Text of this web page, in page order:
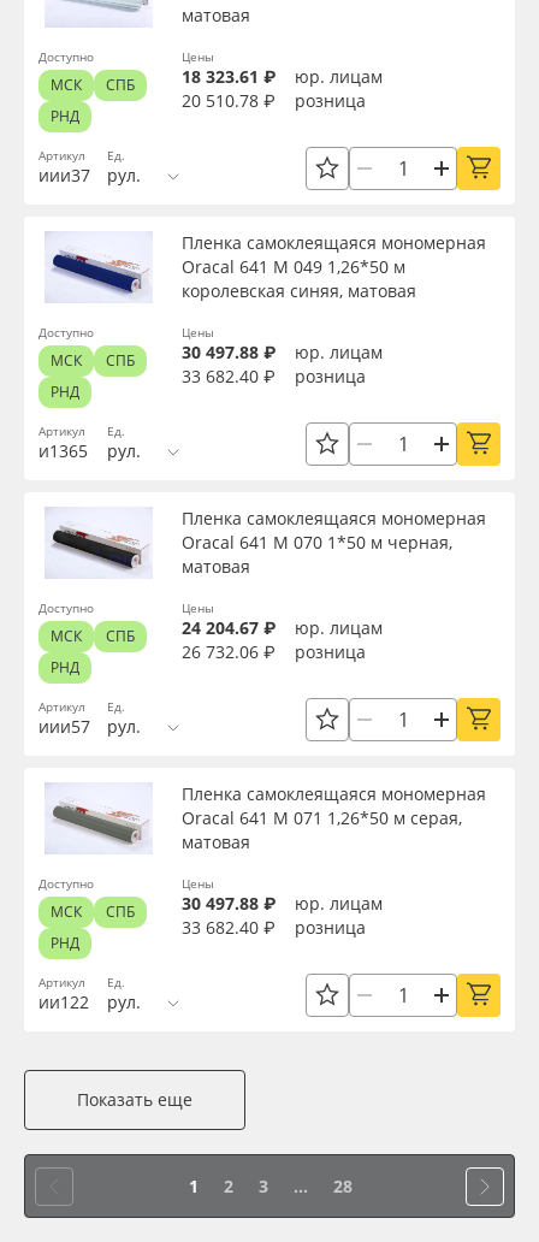
Артикул
иии37
матовая
Ед.
рул.
Цены
18 323.61 ₽
юр. лицам
20 510.78 ₽
розница
Доступно
МСК
СПБ
РНД
Артикул
и1365
Пленка самоклеящаяся мономерная
Oracal 641 M 049 1,26*50 м
королевская синяя, матовая
Ед.
рул.
Цены
30 497.88 ₽
юр. лицам
33 682.40 ₽
розница
Доступно
МСК
СПБ
РНД
Артикул
иии57
Пленка самоклеящаяся мономерная
Oracal 641 M 070 1*50 м черная,
матовая
Ед.
рул.
Цены
24 204.67 ₽
юр. лицам
26 732.06 ₽
розница
Доступно
МСК
СПБ
РНД
Артикул
ии122
Пленка самоклеящаяся мономерная
Oracal 641 M 071 1,26*50 м серая,
матовая
Ед.
рул.
Цены
30 497.88 ₽
юр. лицам
33 682.40 ₽
розница
Доступно
МСК
СПБ
РНД
Показать еще
1 2 3 ... 28